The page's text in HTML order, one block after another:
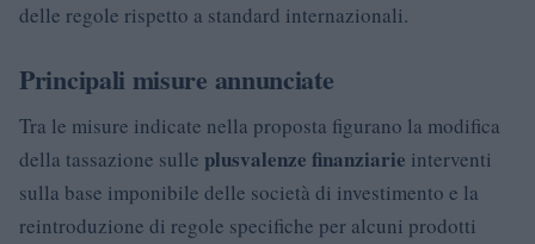
delle regole rispetto a standard internazionali.
Principali misure annunciate
Tra le misure indicate nella proposta figurano la modifica
della tassazione sulle plusvalenze finanziarie interventi
sulla base imponibile delle società di investimento e la
reintroduzione di regole specifiche per alcuni prodotti